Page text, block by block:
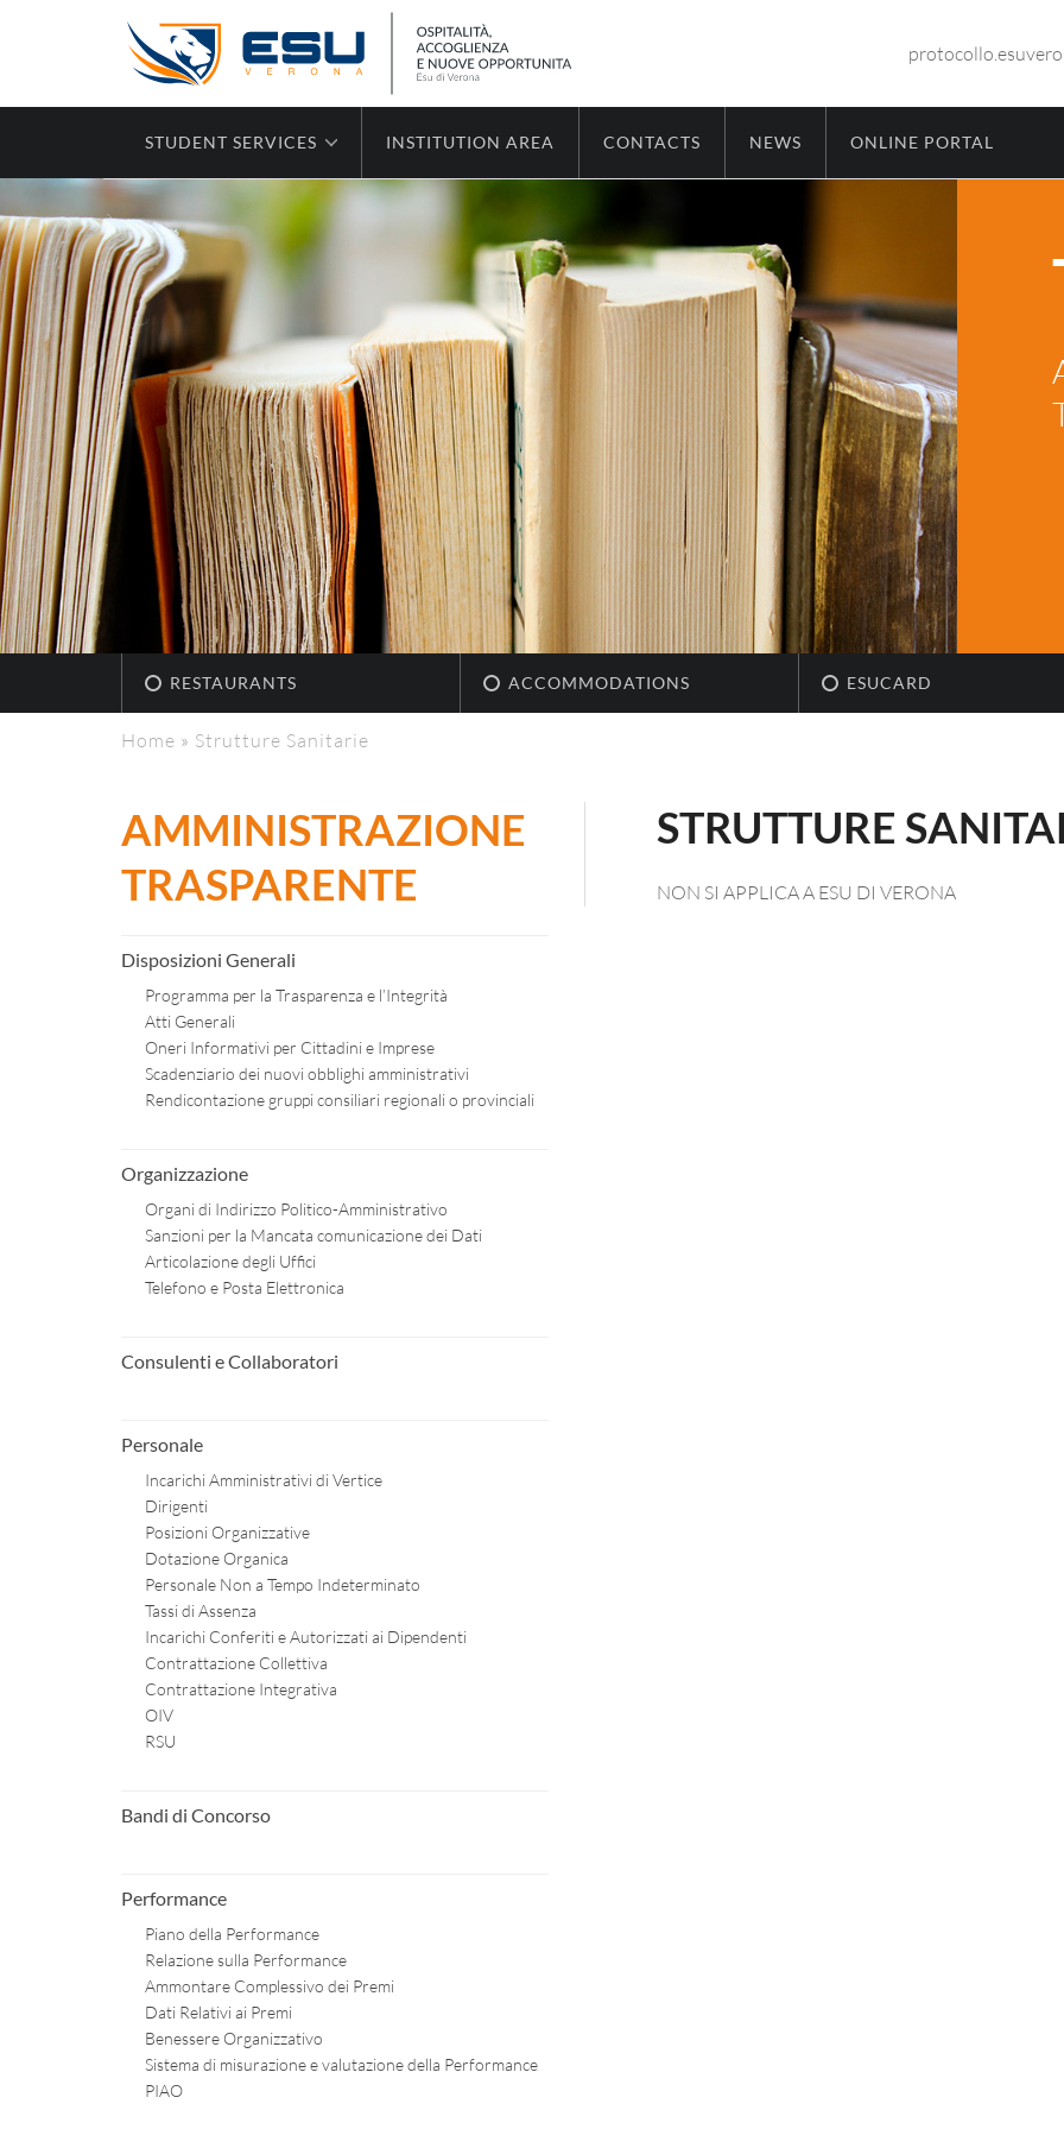
STUDENT SERVICES INSTITUTION AREA CONTACTS NEWS ONLINE PORTAL
RESTAURANTS ACCOMMODATIONS ESUCARD
Home » Strutture Sanitarie
AMMINISTRAZIONE
TRASPARENTE
Disposizioni Generali
Programma per la Trasparenza e l’Integrità
Atti Generali
Oneri Informativi per Cittadini e Imprese
Scadenziario dei nuovi obblighi amministrativi
Rendicontazione gruppi consiliari regionali o provinciali
Organizzazione
Organi di Indirizzo Politico-Amministrativo
Sanzioni per la Mancata comunicazione dei Dati
Articolazione degli Uffici
Telefono e Posta Elettronica
Consulenti e Collaboratori
Personale
Incarichi Amministrativi di Vertice
Dirigenti
Posizioni Organizzative
Dotazione Organica
Personale Non a Tempo Indeterminato
Tassi di Assenza
Incarichi Conferiti e Autorizzati ai Dipendenti
Contrattazione Collettiva
Contrattazione Integrativa
OIV
RSU
Bandi di Concorso
Performance
Piano della Performance
Relazione sulla Performance
Ammontare Complessivo dei Premi
Dati Relativi ai Premi
Benessere Organizzativo
Sistema di misurazione e valutazione della Performance
PIAO
STRUTTURE
NON SI APPLICA A ESU DI VERONA